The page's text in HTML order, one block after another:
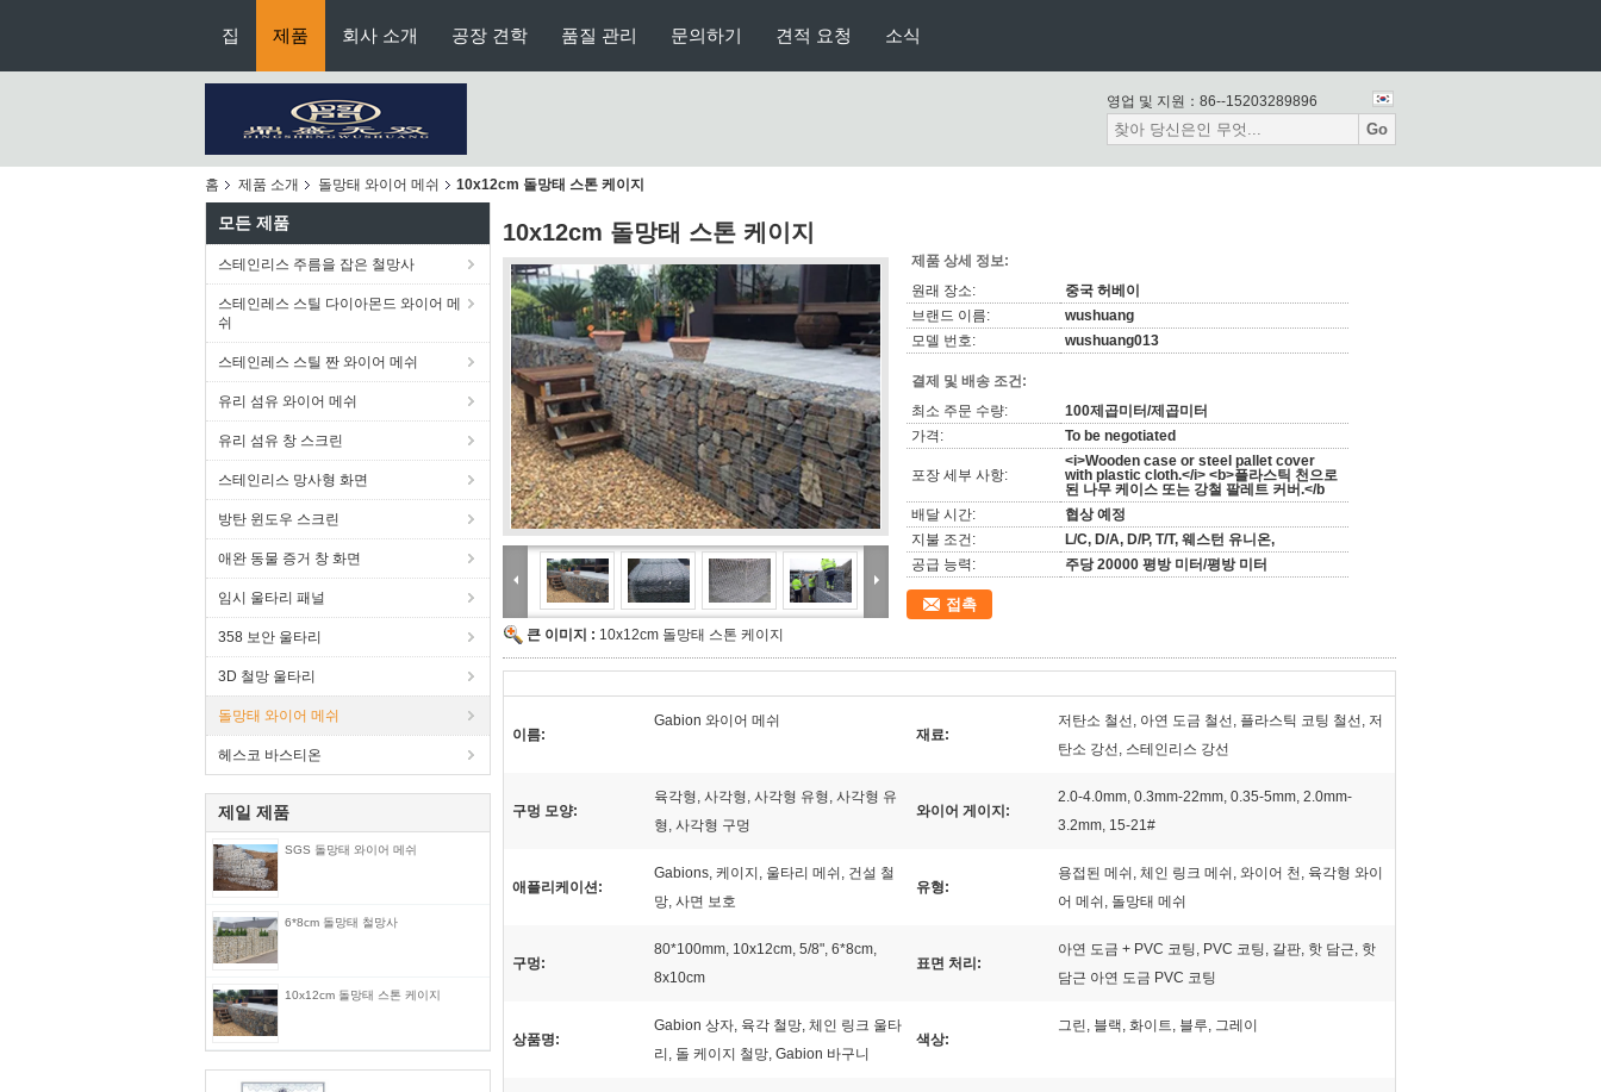
집 제품 회사 소개 공장 견학 품질 관리 문의하기 견적 요청 소식
영업 및 지원： 86--15203289896
Go
홈 제품 소개 돌망태 와이어 메쉬 10x12cm 돌망태 스톤 케이지
모든 제품
스테인리스 주름을 잡은 철망사
스테인레스 스틸 다이아몬드 와이어 메
쉬
스테인레스 스틸 짠 와이어 메쉬
유리 섬유 와이어 메쉬
유리 섬유 창 스크린
스테인리스 망사형 화면
방탄 윈도우 스크린
애완 동물 증거 창 화면
임시 울타리 패널
358 보안 울타리
3D 철망 울타리
돌망태 와이어 메쉬
헤스코 바스티온
제일 제품
SGS 돌망태 와이어 메쉬
6*8cm 돌망태 철망사
10x12cm 돌망태 스톤 케이지
10x12cm 돌망태 스톤 케이지
큰 이미지 : 10x12cm 돌망태 스톤 케이지
제품 상세 정보:
원래 장소:
중국 허베이
브랜드 이름:
wushuang
모델 번호:
wushuang013
결제 및 배송 조건:
최소 주문 수량:
100제곱미터/제곱미터
가격:
To be negotiated
포장 세부 사항:
<i>Wooden case or steel pallet cover
with plastic cloth.</i> <b>플라스틱 천으로 ​​
된 나무 케이스 또는 강철 팔레트 커버.</b
배달 시간:
협상 예정
지불 조건:
L/C, D/A, D/P, T/T, 웨스턴 유니온,
공급 능력:
주당 20000 평방 미터/평방 미터
접촉
이름:
Gabion 와이어 메쉬
재료:
저탄소 철선, 아연 도금 철선, 플라스틱 코팅 철선, 저
탄소 강선, 스테인리스 강선
구멍 모양:
육각형, 사각형, 사각형 유형, 사각형 유
형, 사각형 구멍
와이어 게이지:
2.0-4.0mm, 0.3mm-22mm, 0.35-5mm, 2.0mm-
3.2mm, 15-21#
애플리케이션:
Gabions, 케이지, 울타리 메쉬, 건설 철
망, 사면 보호
유형:
용접된 메쉬, 체인 링크 메쉬, 와이어 천, 육각형 와이
어 메쉬, 돌망태 메쉬
구멍:
80*100mm, 10x12cm, 5/8", 6*8cm,
8x10cm
표면 처리:
아연 도금 + PVC 코팅, PVC 코팅, 갈판, 핫 담근, 핫
담근 아연 도금 PVC 코팅
상품명:
Gabion 상자, 육각 철망, 체인 링크 울타
리, 돌 케이지 철망, Gabion 바구니
색상:
그린, 블랙, 화이트, 블루, 그레이